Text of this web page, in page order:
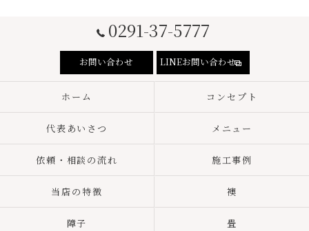
0291-37-5777
お問い合わせ LINEお問い合わせ
ホーム コンセプト
代表あいさつ メニュー
依頼・相談の流れ 施工事例
当店の特徴 襖
障子 畳